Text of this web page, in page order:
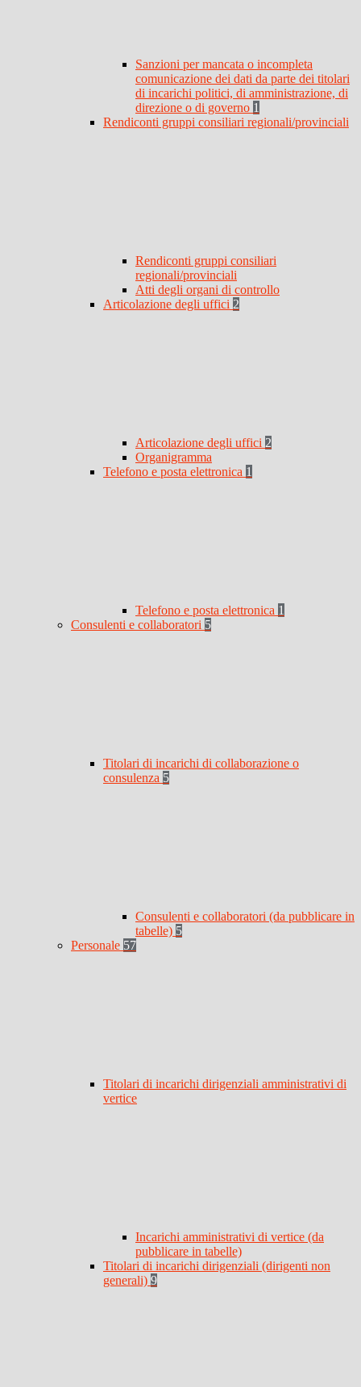
Sanzioni per mancata o incompleta
comunicazione dei dati da parte dei titolari
di incarichi politici, di amministrazione, di
direzione o di governo 1
Rendiconti gruppi consiliari regionali/provinciali
Rendiconti gruppi consiliari
regionali/provinciali
Atti degli organi di controllo
Articolazione degli uffici 2
Articolazione degli uffici 2
Organigramma
Telefono e posta elettronica 1
Telefono e posta elettronica 1
Consulenti e collaboratori 5
Titolari di incarichi di collaborazione o
consulenza 5
Consulenti e collaboratori (da pubblicare in
tabelle) 5
Personale 57
Titolari di incarichi dirigenziali amministrativi di
vertice
Incarichi amministrativi di vertice (da
pubblicare in tabelle)
Titolari di incarichi dirigenziali (dirigenti non
generali) 9